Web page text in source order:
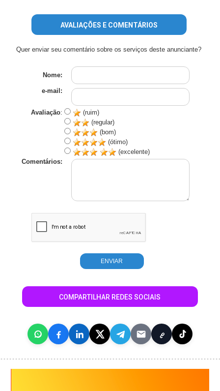
AVALIAÇÕES E COMENTÁRIOS
Quer enviar seu comentário sobre os serviços deste anunciante?
Nome:
e-mail:
Avaliação:
(ruim)
(regular)
(bom)
(ótimo)
(excelente)
Comentários:
COMPARTILHAR REDES SOCIAIS